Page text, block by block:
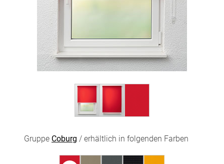
Gruppe Coburg / erhältlich in folgenden Farben